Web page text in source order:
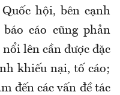
hội, bên cạnh
cáo cũng phản
lên cần được đặc
khiếu nại, tố cáo;
đến các vấn đề tác